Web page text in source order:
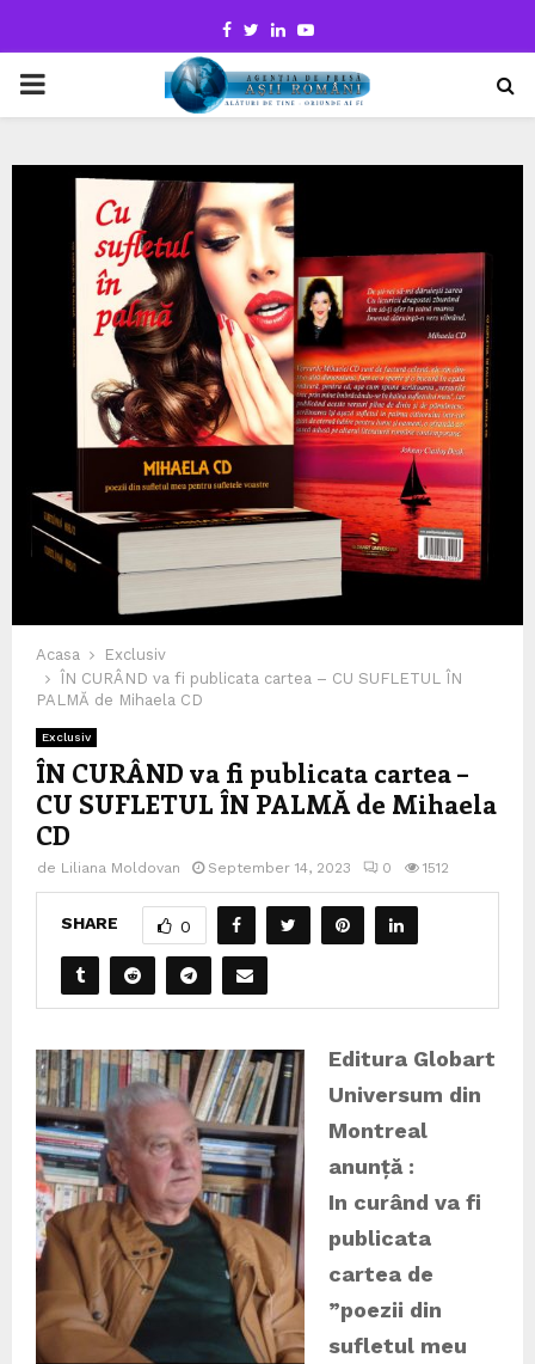
Facebook
TwitterLinkedinYoutube
PRIMARY
Acasa
Exclusiv
ÎN CURÂND va fi publicata cartea – CU SUFLETUL ÎN
PALMĂ de Mihaela CD
Exclusiv
ÎN CURÂND va fi publicata cartea –
CU SUFLETUL ÎN PALMĂ de Mihaela
CD
de Liliana Moldovan September 14, 2023 0 1512
SHARE 0
Editura Globart
Universum din
Montreal
anunță :
In curând va fi
publicata
cartea de
”poezii din
sufletul meu